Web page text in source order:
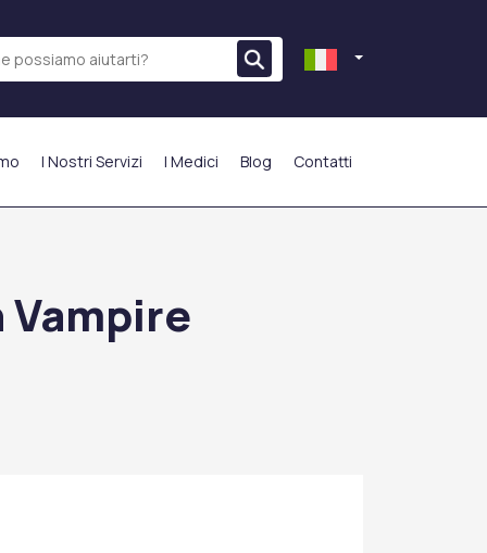
I Nostri Servizi I Medici Blog Contatti
Vampire